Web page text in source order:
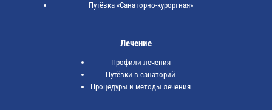
Путёвка «Санаторно-курортная»
Лечение
Профили лечения
Путёвки в санаторий
Процедуры и методы лечения